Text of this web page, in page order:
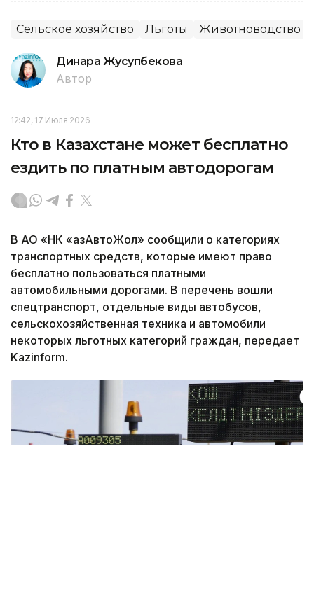
Сельское хозяйство Льготы Животноводство
Динара Жусупбекова
Автор
12:42, 17 Июля 2026
Кто в Казахстане может бесплатно
ездить по платным автодорогам
В АО «НК «ҚазАвтоЖол» сообщили о категориях
транспортных средств, которые имеют право
бесплатно пользоваться платными
автомобильными дорогами. В перечень вошли
спецтранспорт, отдельные виды автобусов,
сельскохозяйственная техника и автомобили
некоторых льготных категорий граждан, передает
Kazinform.